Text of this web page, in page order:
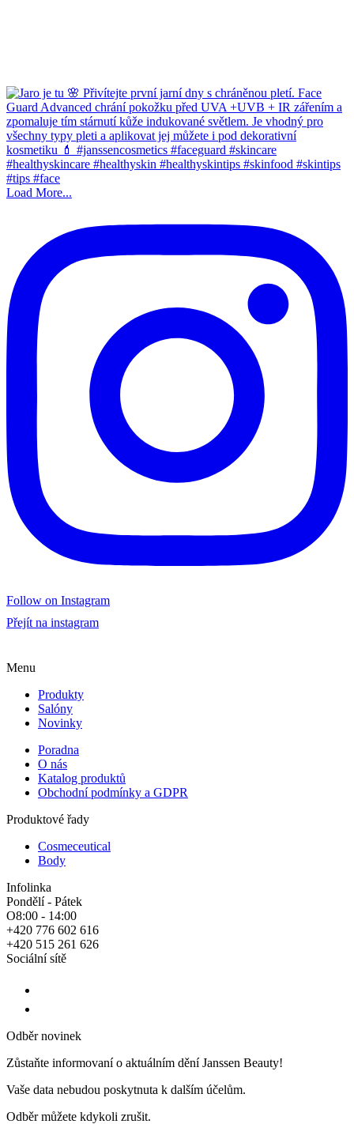
Load More...
Follow on Instagram
Přejít na instagram
Menu
Produkty
Salóny
Novinky
Poradna
O nás
Katalog produktů
Obchodní podmínky a GDPR
Produktové řady
Cosmeceutical
Body
Infolinka
Pondělí - Pátek
O8:00 - 14:00
+420 776 602 616
+420 515 261 626
Sociální sítě
Odběr novinek
Zůstaňte informovaní o aktuálním dění Janssen Beauty!
Vaše data nebudou poskytnuta k dalším účelům.
Odběr můžete kdykoli zrušit.